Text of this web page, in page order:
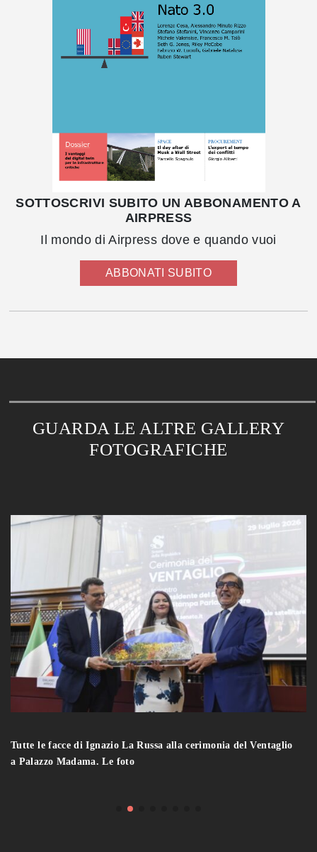
SOTTOSCRIVI SUBITO UN ABBONAMENTO A
AIRPRESS
Il mondo di Airpress dove e quando vuoi
ABBONATI SUBITO
GUARDA LE ALTRE GALLERY
FOTOGRAFICHE
Tutte le facce di Ignazio La Russa alla cerimonia del Ventaglio
a Palazzo Madama. Le foto